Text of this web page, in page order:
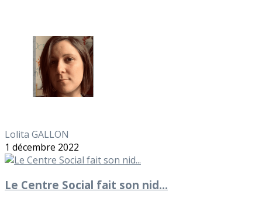
Lolita GALLON
1 décembre 2022
Le Centre Social fait son nid...